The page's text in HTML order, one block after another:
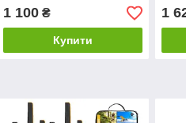
1 100₴
Купити
1